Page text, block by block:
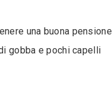
una buona pensione
gobba e pochi capelli